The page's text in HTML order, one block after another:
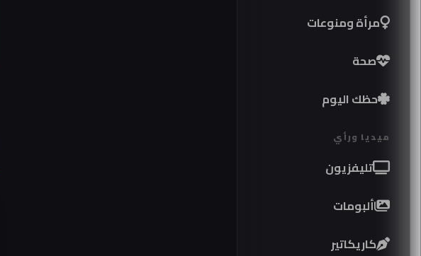
مرأة ومنوعات
صحة
حظك اليوم
ميديا ورأي
تليفزيون
ألبومات
كاريكاتير